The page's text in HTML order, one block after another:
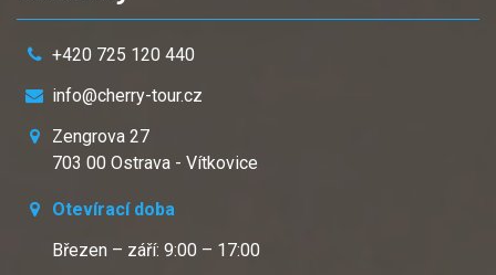
+420 725 120 440
info@cherry-tour.cz
Zengrova 27
703 00 Ostrava - Vítkovice
Otevírací doba
Březen – září: 9:00 – 17:00